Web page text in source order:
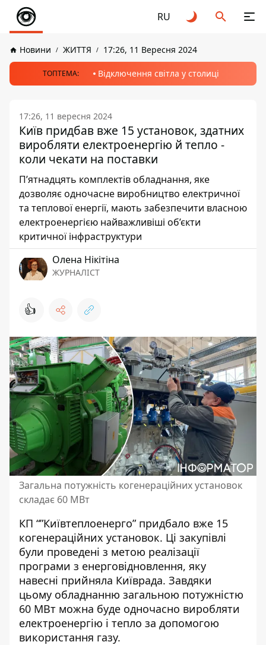
RU
Новини ЖИТТЯ 17:26, 11 Вересня 2024
ТОПТЕМА: Відключення світла у столиці
17:26, 11 вересня 2024
Київ придбав вже 15 установок, здатних
виробляти електроенергію й тепло -
коли чекати на поставки
П’ятнадцять комплектів обладнання, яке
дозволяє одночасне виробництво електричної
та теплової енергії, мають забезпечити власною
електроенергією найважливіші об’єкти
критичної інфраструктури
Олена Нікітіна
ЖУРНАЛІСТ
👍
Загальна потужність когенераційних установок
складає 60 МВт
КП “”Київтеплоенерго” придбало вже 15
когенераційних установок. Ці закупівлі
були проведені з метою реалізації
програми з енерговідновлення, яку
навесні прийняла Київрада. Завдяки
цьому обладнанню загальною потужністю
60 МВт можна буде одночасно виробляти
електроенергію і тепло за допомогою
використання газу.